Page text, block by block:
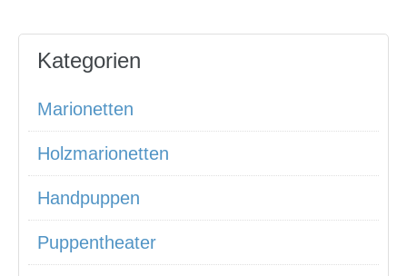
Kategorien
Marionetten
Holzmarionetten
Handpuppen
Puppentheater